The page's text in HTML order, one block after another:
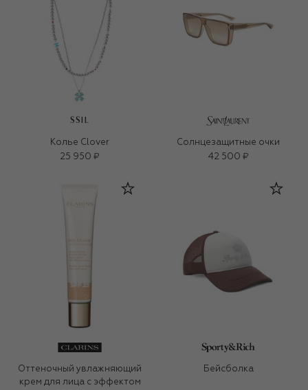
SSIL
Колье Clover
25 950 ₽
Солнцезащитные очки
42 500 ₽
Оттеночный увлажняющий
крем для лица с эффектом
Бейсболка